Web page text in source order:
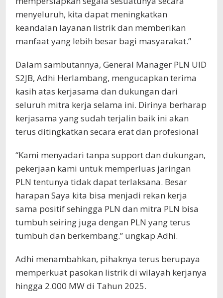
menyeluruh, kita dapat meningkatkan
keandalan layanan listrik dan memberikan
manfaat yang lebih besar bagi masyarakat.”
Dalam sambutannya, General Manager PLN UID
S2JB, Adhi Herlambang, mengucapkan terima
kasih atas kerjasama dan dukungan dari
seluruh mitra kerja selama ini. Dirinya berharap
kerjasama yang sudah terjalin baik ini akan
terus ditingkatkan secara erat dan profesional
“Kami menyadari tanpa support dan dukungan,
pekerjaan kami untuk memperluas jaringan
PLN tentunya tidak dapat terlaksana. Besar
harapan Saya kita bisa menjadi rekan kerja
sama positif sehingga PLN dan mitra PLN bisa
tumbuh seiring juga dengan PLN yang terus
tumbuh dan berkembang.” ungkap Adhi.
Adhi menambahkan, pihaknya terus berupaya
memperkuat pasokan listrik di wilayah kerjanya
hingga 2.000 MW di Tahun 2025.